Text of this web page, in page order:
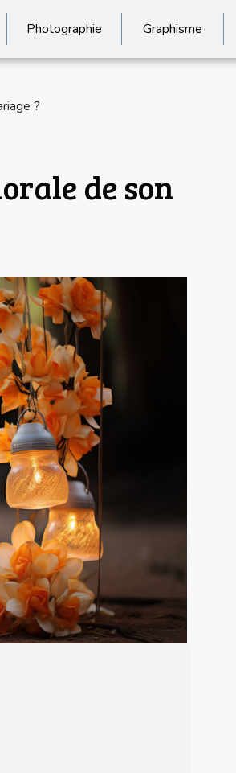
Photographie Graphisme
?
de son